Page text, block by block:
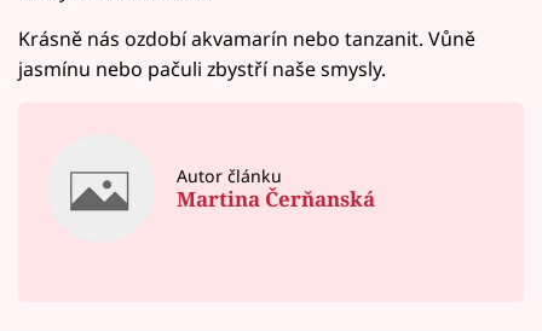
Krásně nás ozdobí akvamarín nebo tanzanit. Vůně
jasmínu nebo pačuli zbystří naše smysly.
Autor článku
Martina Čerňanská